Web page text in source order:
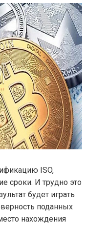
ISO,
сроки. И трудно это
будет играть
поданных
нахождения